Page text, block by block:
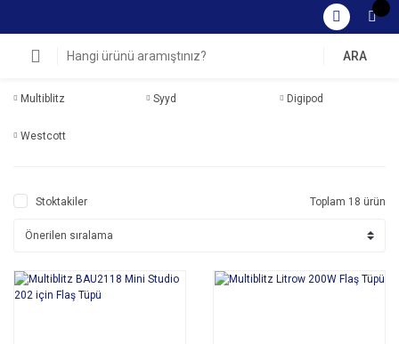
ARA
Multiblitz Syyd Digipod
Westcott
Stoktakiler Toplam 18 ürün